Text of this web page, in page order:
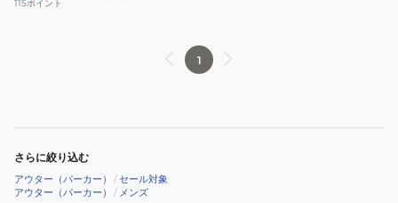
ウ
ェ
ッ
ト
115ポイント
ウ
ェ
フ
1
さらに絞り込む
アウター（パーカー） /セール対象
アウター（パーカー）
/ メンズ